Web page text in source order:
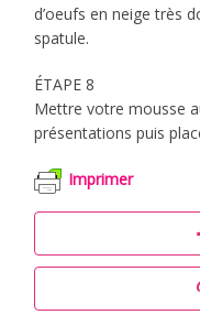
d’oeufs en neige très
spatule.
ÉTAPE 8
Mettre votre mousse
présentations puis
Imprimer